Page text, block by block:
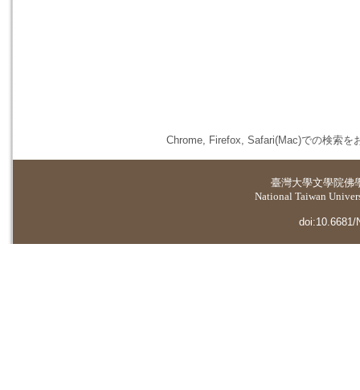
Chrome, Firefox, Safari(Mac)での検索を
臺灣大學文學院佛
National Taiwan
doi:10.6681/